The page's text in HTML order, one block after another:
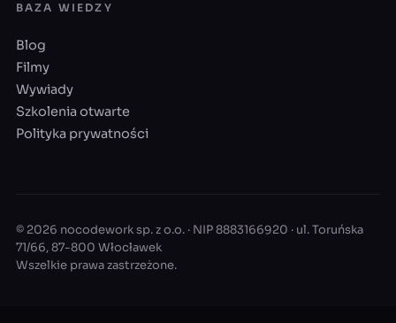
BAZA WIEDZY
Blog
Filmy
Wywiady
Szkolenia otwarte
Polityka prywatności
© 2026 nocodework sp. z o.o. · NIP 8883166920 · ul. Toruńska
71/66, 87-800 Włocławek
Wszelkie prawa zastrzeżone.